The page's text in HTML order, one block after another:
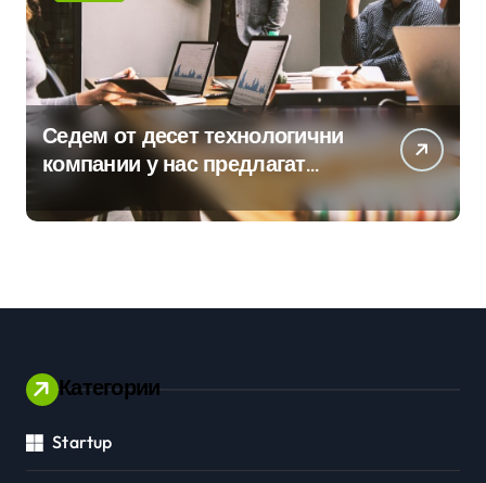
Седем от десет технологични
компании у нас предлагат
хибридна работа
Категории
Startup